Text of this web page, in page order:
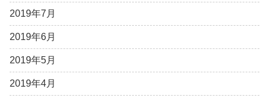
2019年7月
2019年6月
2019年5月
2019年4月